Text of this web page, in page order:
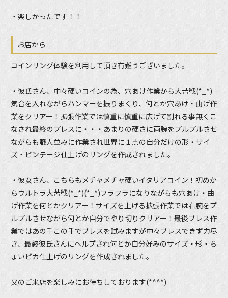
・楽しかったです！！
お店から
コインリング体験を利用して頂き有難うございました。
・彼氏さん、中々硬いコインの為、穴あけ作業から大苦戦(*_*)
気合を入れながらハンマーを振りまくり、何とか穴あけ・曲げ作
業をクリアー！拡張作業では慎重に慎重に広げて割れる事無くこ
なされ最終のプレスに・・・あまりの硬さに両腕をプルプルさせ
ながらも職人並みに作業され世界に１点の自分だけの形・サイ
ズ・ビンテージ仕上げのリングを作成されました。
・彼女さん、こちらもメチャメチャ硬いイタリアコイン！初めか
らウルトラ大苦戦(*_*)(*_*)フラフラになりながらも穴あけ・曲
げ作業を何とかクリアー！サイズを上げる拡張作業では右腕をプ
ルプルさせながら何とか自分でやり切りクリアー！最後プレス作
業ではあの手この手でプレスを試みますが中々プレスできず力尽
き、最終彼氏さんにヘルプされ何とか自分好みのサイズ・形・ち
ょいピカ仕上げのリングを作成されました。
又のご来店を楽しみにお待ちしております(*^^*)